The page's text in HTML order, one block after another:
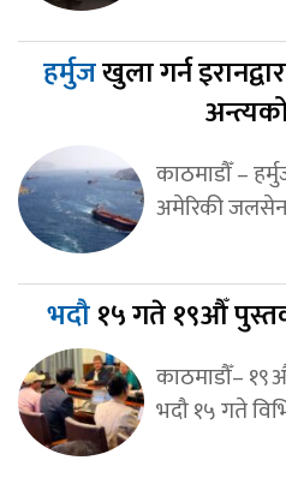
हर्मुजखुला गर्न
काठमाडौँ –
अमेरिकी
भदौ१५ गते १९औँ
काठमाडौँ–
भदौ १५ गते